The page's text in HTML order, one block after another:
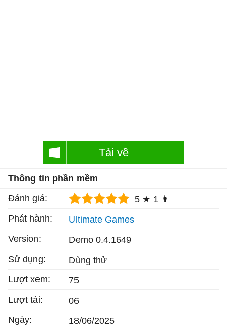
Tải về
Thông tin phần mềm
Đánh giá:
5 ★ 1 👨
Phát hành:
Ultimate Games
Version:
Demo 0.4.1649
Sử dụng:
Dùng thử
Lượt xem:
75
Lượt tải:
06
Ngày:
18/06/2025